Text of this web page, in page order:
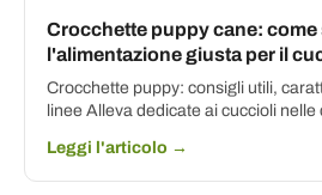
Crocchette puppy cane: come
l'alimentazione giusta per il
Crocchette puppy: consigli utili,
linee Alleva dedicate ai cuccioli nelle
Leggi l'articolo →